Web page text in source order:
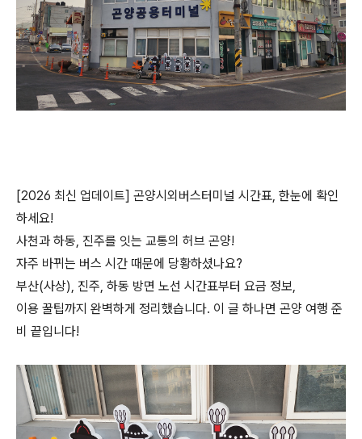
[2026 최신 업데이트] 곤양시외버스터미널 시간표, 한눈에 확인
하세요!
사천과 하동, 진주를 잇는 교통의 허브 곤양!
자주 바뀌는 버스 시간 때문에 당황하셨나요?
부산(사상), 진주, 하동 방면 노선 시간표부터 요금 정보,
이용 꿀팁까지 완벽하게 정리했습니다. 이 글 하나면 곤양 여행 준
비 끝입니다!